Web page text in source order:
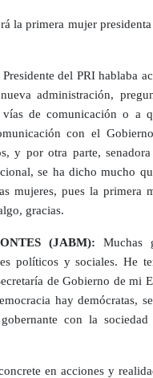
la primera mujer presidenta
del PRI hablaba
administración,
de comunicación o a
con el
y por otra parte,
se ha dicho mucho
mujeres, pues la primera
gracias.
(JABM): Muchas
políticos y sociales. He
de Gobierno de mi
hay demócratas,
con la
en acciones y